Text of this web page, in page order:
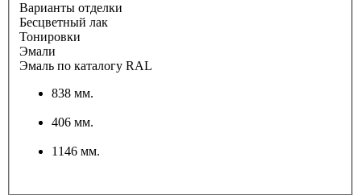
Варианты отделки
Бесцветный лак
Тонировки
Эмали
Эмаль по каталогу RAL
838 мм.
406 мм.
1146 мм.